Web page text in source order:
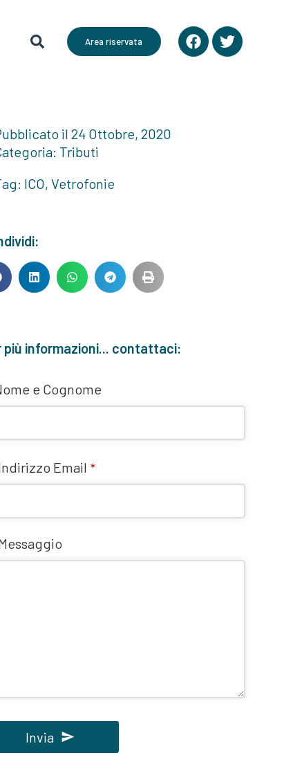
Area riservata
il 24 Ottobre, 2020
Tributi
ICO, Vetrofonie
più informazioni... contattaci:
e Cognome
Email *
Invia